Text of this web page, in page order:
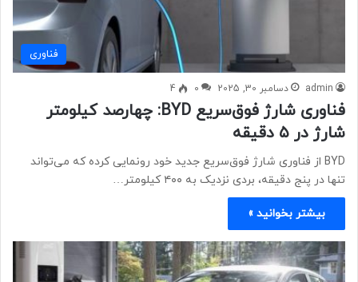
فناوری
admin دسامبر 30, 2025 0
4
فناوری شارژ فوق‌سریع BYD: چهارصد کیلومتر
شارژ در ۵ دقیقه
BYD از فناوری شارژ فوق‌سریع جدید خود رونمایی کرده که می‌تواند
تنها در پنج دقیقه، بردی نزدیک به ۴۰۰ کیلومتر…
بیشتر بخوانید »